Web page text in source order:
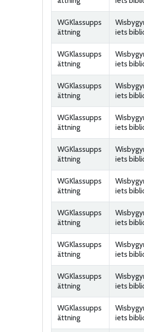
WGKlassupps
ättning
iets
WGKlassupps
ättning
iets
WGKlassupps
ättning
iets
WGKlassupps
ättning
iets
WGKlassupps
ättning
iets
WGKlassupps
ättning
iets
WGKlassupps
ättning
iets
WGKlassupps
ättning
iets
WGKlassupps
ättning
iets
WGKlassupps
ättning
iets